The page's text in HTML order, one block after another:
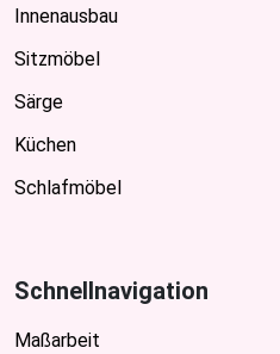
Innenausbau
Sitzmöbel
Särge
Küchen
Schlafmöbel
Schnellnavigation
Maßarbeit